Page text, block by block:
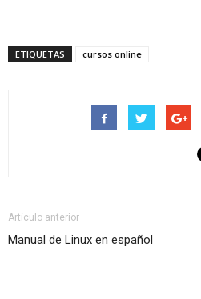
ETIQUETAS cursos online
Artículo anterior
Manual de Linux en español